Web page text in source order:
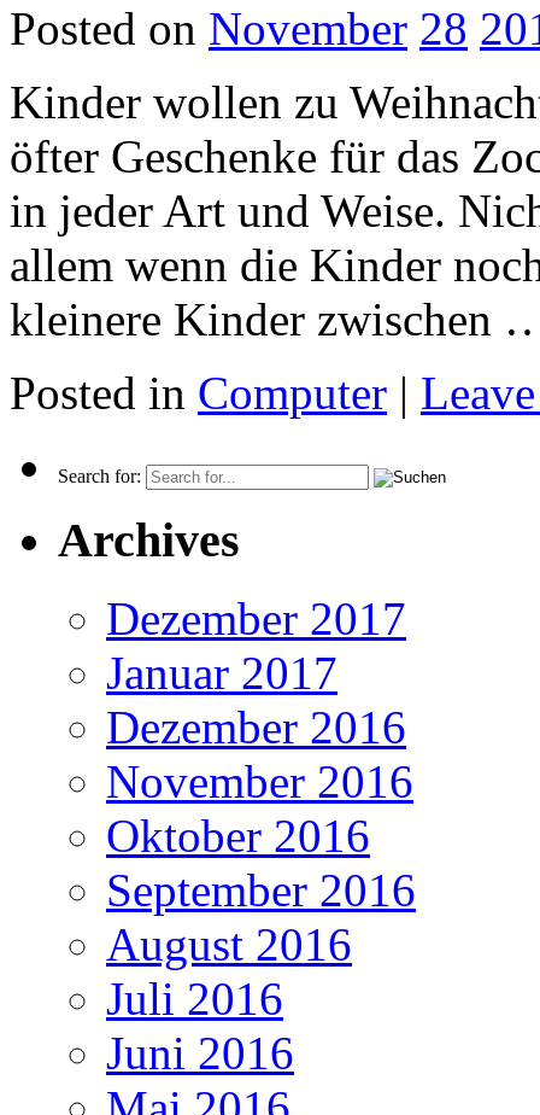
Posted on November 28
Kinder wollen zu
öfter Geschenke für das
in jeder Art und Weise.
allem wenn die Kinder
kleinere Kinder zwischen
Posted in Computer |
Search for:
Archives
Dezember 2017
Januar 2017
Dezember 2016
November 2016
Oktober 2016
September 2016
August 2016
Juli 2016
Juni 2016